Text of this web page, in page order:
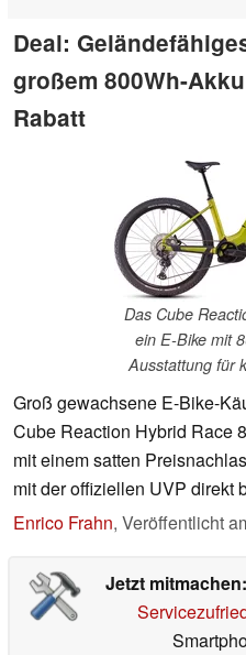
Deal:
großem 800Wh-
Rabatt
Das Cube
ein E-Bike mit
Ausstattung für
Groß gewachsene E-Bike-
Cube Reaction Hybrid Race
mit einem satten
mit der offiziellen UVP direkt
Enrico Frahn, Veröffentlicht
Jetzt mitmachen: